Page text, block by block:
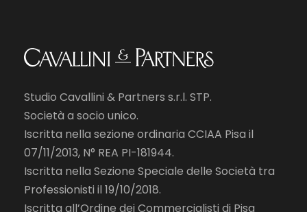
Studio Cavallini & Partners s.r.l. STP.
Società a socio unico.
Iscritta nella sezione ordinaria CCIAA Pisa il
07/11/2013, N° REA PI-181944.
Iscritta nella Sezione Speciale delle Società tra
Professionisti il 19/10/2018.
Iscritta all’Ordine dei Commercialisti di Pisa